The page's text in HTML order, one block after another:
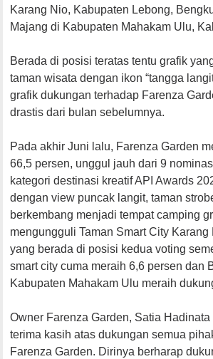
Karang Nio, Kabupaten Lebong,
Majang di Kabupaten Mahakam Ulu,
Berada di posisi teratas tentu grafik
taman wisata dengan ikon “tangga
grafik dukungan terhadap Farenza
drastis dari bulan sebelumnya.
Pada akhir Juni lalu, Farenza Garden
66,5 persen, unggul jauh dari 9
kategori destinasi kreatif API Awards
dengan view puncak langit, taman
berkembang menjadi tempat camping
mengungguli Taman Smart City Karang
yang berada di posisi kedua voting
smart city cuma meraih 6,6 persen dan
Kabupaten Mahakam Ulu meraih
Owner Farenza Garden, Satia
terima kasih atas dukungan semua
Farenza Garden. Dirinya berharap